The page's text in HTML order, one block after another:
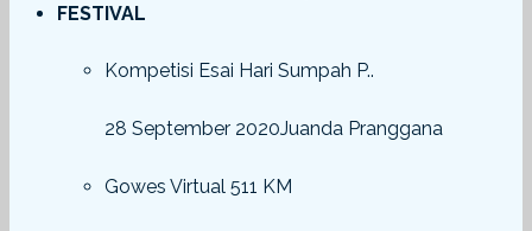
FESTIVAL
Kompetisi Esai Hari Sumpah P..
28 September 2020Juanda Pranggana
Gowes Virtual 511 KM